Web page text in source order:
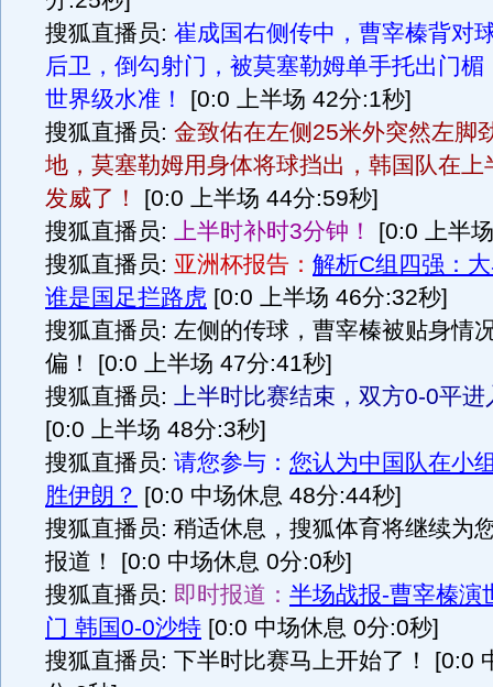
搜狐直播员: 崔成国右侧传中，曹宰榛背对
后卫，倒勾射门，被莫塞勒姆单手托出门楣
世界级水准！
[0:0 上半场 42分:1秒]
搜狐直播员: 金致佑在左侧25米外突然左脚
地，莫塞勒姆用身体将球挡出，韩国队在上
发威了！
[0:0 上半场 44分:59秒]
搜狐直播员: 上半时补时3分钟！
[0:0 上半
搜狐直播员: 亚洲杯报告： 解析C组四强：
谁是国足拦路虎 [0:0 上半场 46分:32秒]
搜狐直播员: 左侧的传球，曹宰榛被贴身情
偏！ [0:0 上半场 47分:41秒]
搜狐直播员: 上半时比赛结束，双方0-0平进
[0:0 上半场 48分:3秒]
搜狐直播员: 请您参与： 您认为中国队在小
胜伊朗？ [0:0 中场休息 48分:44秒]
搜狐直播员: 稍适休息，搜狐体育将继续为
报道！ [0:0 中场休息 0分:0秒]
搜狐直播员: 即时报道： 半场战报-曹宰榛演
门 韩国0-0沙特 [0:0 中场休息 0分:0秒]
搜狐直播员: 下半时比赛马上开始了！ [0:0